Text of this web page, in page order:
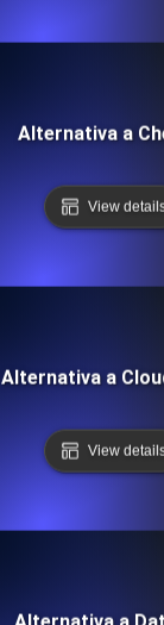
Alternativa a
View
Alternativa a
View